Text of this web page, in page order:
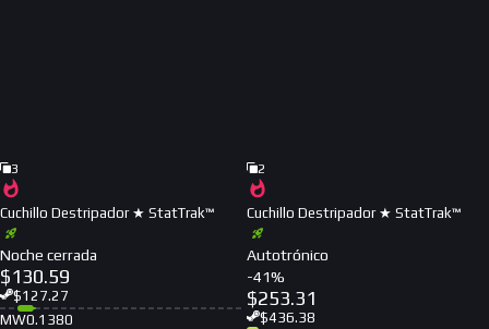
3
Cuchillo Destripador ★ StatTrak™
Noche cerrada
$130.59
$127.27
MW0.1380
2
Cuchillo Destripador ★ StatTrak™
Autotrónico
-41%
$253.31
$436.38